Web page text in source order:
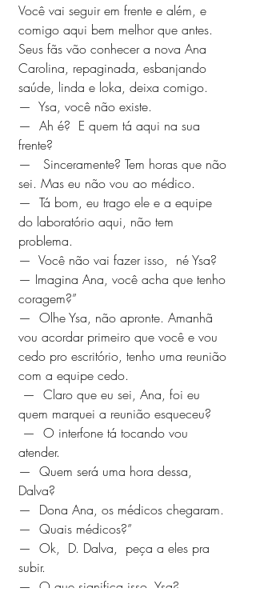
Você vai seguir em frente e além, e
comigo aqui bem melhor que antes.
Seus fãs vão conhecer a nova Ana
Carolina, repaginada, esbanjando
saúde, linda e loka, deixa comigo.
—  Ysa, você não existe.
—  Ah é?  E quem tá aqui na sua
frente?
—   Sinceramente? Tem horas que não
sei. Mas eu não vou ao médico.
—  Tá bom, eu trago ele e a equipe
do laboratório aqui, não tem
problema.
—  Você não vai fazer isso,  né Ysa?
— Imagina Ana, você acha que tenho
coragem?”
—  Olhe Ysa, não apronte. Amanhã
vou acordar primeiro que você e vou
cedo pro escritório, tenho uma reunião
com a equipe cedo.
quem marquei a reunião esqueceu?
atender.
—  Quem será uma hora dessa,
Dalva?
—  Dona Ana, os médicos chegaram.
—  Quais médicos?”
—  Ok,  D. Dalva,  peça a eles pra
subir.
—  O que significa isso, Ysa?